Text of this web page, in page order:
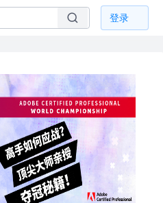
登录